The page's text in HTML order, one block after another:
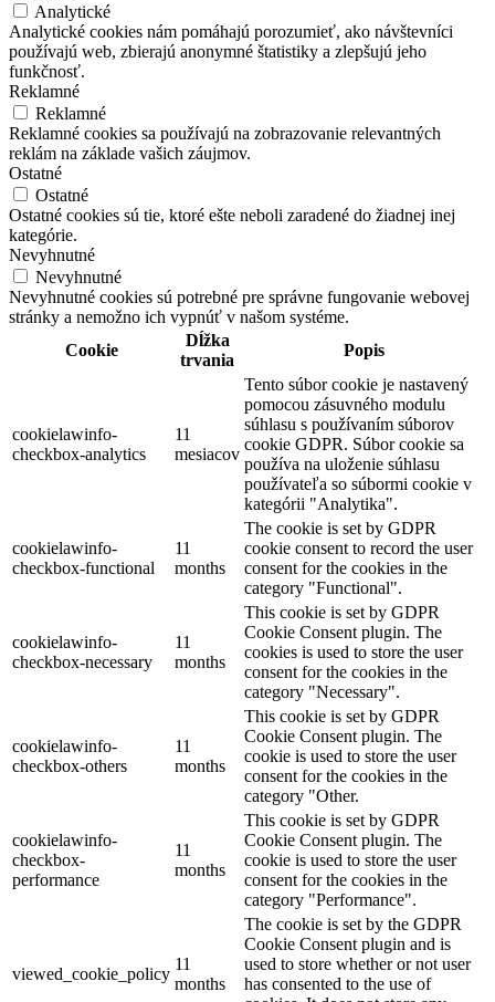
Analytické
Analytické cookies nám pomáhajú porozumieť, ako návštevníci
používajú web, zbierajú anonymné štatistiky a zlepšujú jeho
funkčnosť.
Reklamné
Reklamné
Reklamné cookies sa používajú na zobrazovanie relevantných
reklám na základe vašich záujmov.
Ostatné
Ostatné
Ostatné cookies sú tie, ktoré ešte neboli zaradené do žiadnej inej
kategórie.
Nevyhnutné
Nevyhnutné
Nevyhnutné cookies sú potrebné pre správne fungovanie webovej
stránky a nemožno ich vypnúť v našom systéme.
Cookie
Dĺžka
trvania
Popis
cookielawinfo-
checkbox-analytics
11
mesiacov
Tento súbor cookie je nastavený
pomocou zásuvného modulu
súhlasu s používaním súborov
cookie GDPR. Súbor cookie sa
používa na uloženie súhlasu
používateľa so súbormi cookie v
kategórii "Analytika".
cookielawinfo-
checkbox-functional
11
months
The cookie is set by GDPR
cookie consent to record the user
consent for the cookies in the
category "Functional".
cookielawinfo-
checkbox-necessary
11
months
This cookie is set by GDPR
Cookie Consent plugin. The
cookies is used to store the user
consent for the cookies in the
category "Necessary".
cookielawinfo-
checkbox-others
11
months
This cookie is set by GDPR
Cookie Consent plugin. The
cookie is used to store the user
consent for the cookies in the
category "Other.
cookielawinfo-
checkbox-
performance
11
months
This cookie is set by GDPR
Cookie Consent plugin. The
cookie is used to store the user
consent for the cookies in the
category "Performance".
viewed_cookie_policy
11
months
The cookie is set by the GDPR
Cookie Consent plugin and is
used to store whether or not user
has consented to the use of